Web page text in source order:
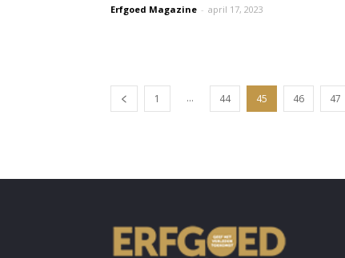
Erfgoed Magazine - april 17, 2023
1 ... 44 45 46 47